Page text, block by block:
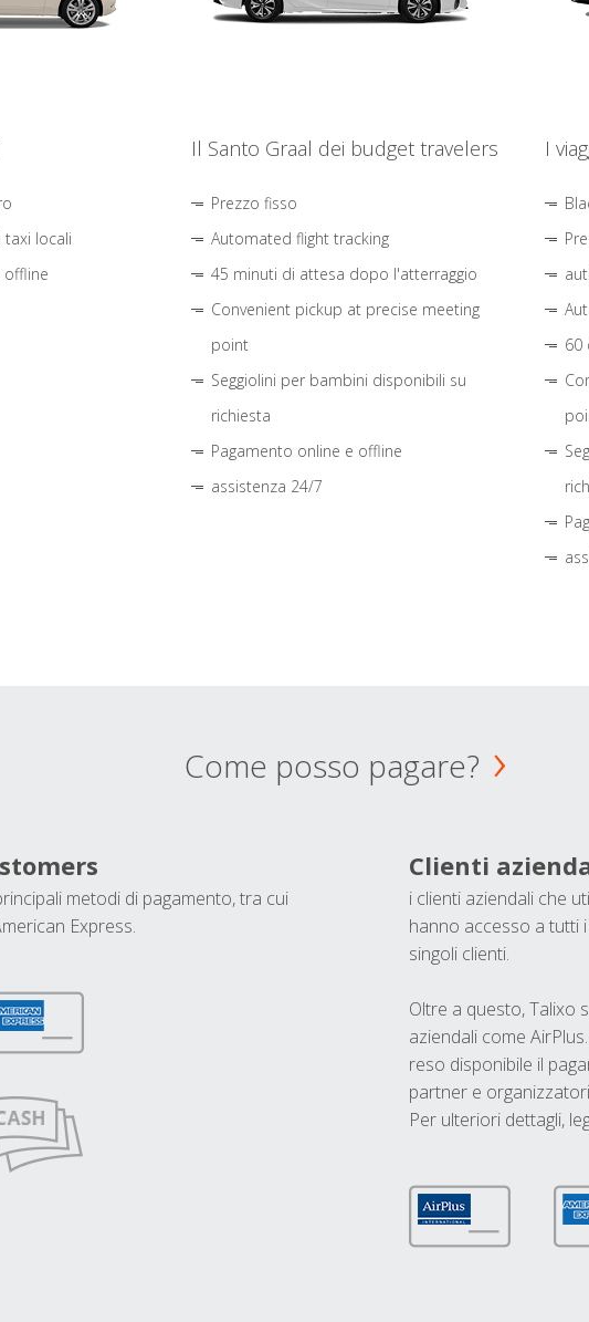
locali
offline
Il Santo Graal dei budget travelers
Prezzo fisso
Automated flight tracking
45 minuti di attesa dopo l'atterraggio
Convenient pickup at precise meeting
point
Seggiolini per bambini disponibili su
richiesta
Pagamento online e offline
assistenza 24/7
I
60
Come posso pagare?
metodi di pagamento, tra cui
Express.
Clienti
i clienti aziendali che
hanno accesso a tutti
singoli clienti.
Oltre a questo, Talixo
aziendali come
reso disponibile il
partner e
Per ulteriori dettagli,